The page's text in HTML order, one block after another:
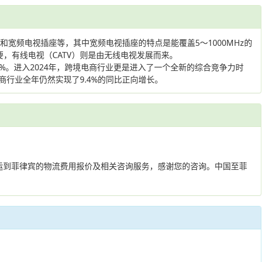
宽频电视插座等，其中宽频电视插座的特点是能覆盖5～1000MHz的
有线电视（CATV）则是由无线电视发展而来。
进入2024年，跨境电商行业更是进入了一个全新的综合竞争力时
业全年仍然实现了9.4%的同比正向增长。
菲律宾的物流费用报价及相关咨询服务，感谢您的咨询。中国至菲